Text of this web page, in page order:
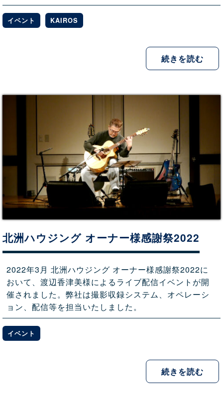
イベント KAIROS
続きを読む
北洲ハウジング オーナー様感謝祭2022
2022年3月 北洲ハウジング オーナー様感謝祭2022に
おいて、渡辺香津美様によるライブ配信イベントが開
催されました。弊社は撮影収録システム、オペレーシ
ョン、配信等を担当いたしました。
イベント
続きを読む